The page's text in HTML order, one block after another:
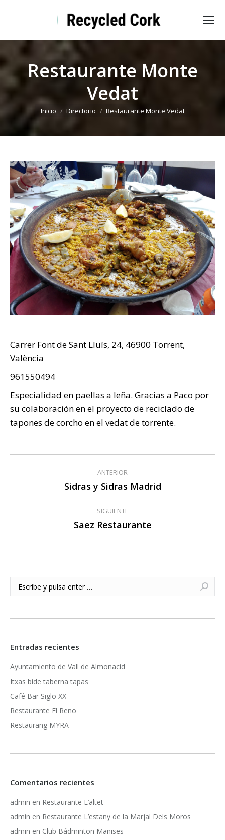
Restaurante Monte
Vedat
Estás aquí:
Inicio Directorio Restaurante Monte Vedat
Carrer Font de Sant Lluís, 24, 46900 Torrent,
València
961550494
Especialidad en paellas a leña. Gracias a Paco por
su colaboración en el proyecto de reciclado de
tapones de corcho en el vedat de torrente.
Navegación
publicaciones
ANTERIOR
Publicación
Sidras y Sidras Madrid
SIGUIENTE
Publicación
Saez Restaurante
Buscar:
Entradas recientes
Ayuntamiento de Vall de Almonacid
Itxas bide taberna tapas
Café Bar Siglo XX
Restaurante El Reno
Restaurang MYRA
Comentarios recientes
admin en Restaurante L’altet
admin en Restaurante L’estany de la Marjal Dels Moros
admin en Club Bádminton Manises